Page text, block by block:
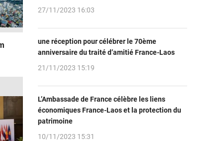
27/11/2023 16:03
une réception pour célébrer le 70ème
anniversaire du traité d’amitié France-Laos
21/11/2023 15:19
L’Ambassade de France célèbre les liens
économiques France-Laos et la protection du
patrimoine
10/11/2023 15:31